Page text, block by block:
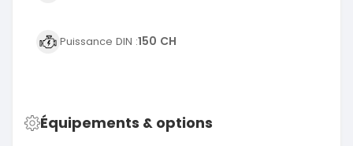
Puissance DIN :150 CH
Équipements & options